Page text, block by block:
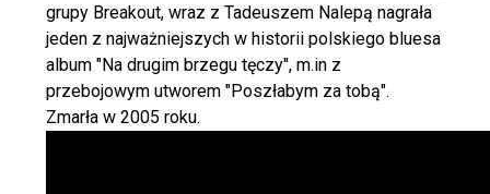
grupy Breakout, wraz z Tadeuszem Nalepą nagrała
jeden z najważniejszych w historii polskiego bluesa
album "Na drugim brzegu tęczy", m.in z
przebojowym utworem "Poszłabym za tobą".
Zmarła w 2005 roku.